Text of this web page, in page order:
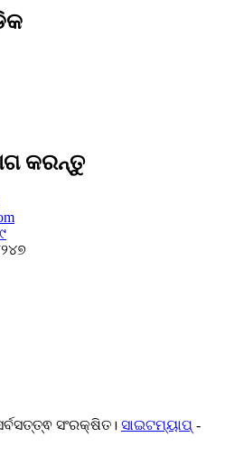
କରନ୍ତୁ
ସଂରକ୍ଷିତ। ସାଇଟମ୍ୟାପ୍ -